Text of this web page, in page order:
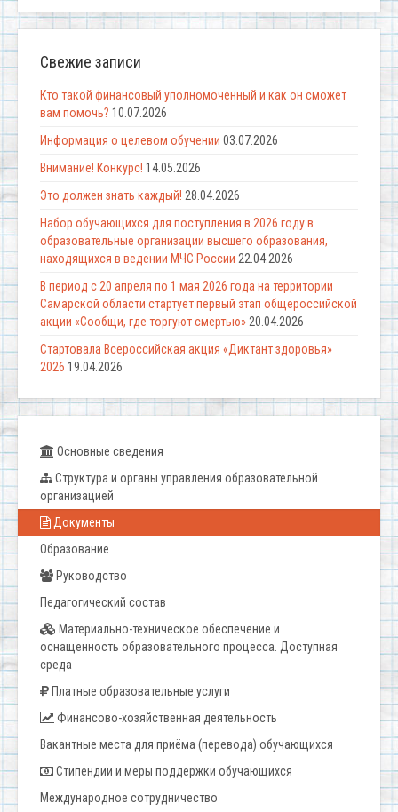
Свежие записи
Кто такой финансовый уполномоченный и как он сможет
вам помочь? 10.07.2026
Информация о целевом обучении 03.07.2026
Внимание! Конкурс! 14.05.2026
Это должен знать каждый! 28.04.2026
Набор обучающихся для поступления в 2026 году в
образовательные организации высшего образования,
находящихся в ведении МЧС России 22.04.2026
В период с 20 апреля по 1 мая 2026 года на территории
Самарской области стартует первый этап общероссийской
акции «Сообщи, где торгуют смертью»20.04.2026
Стартовала Всероссийская акция «Диктант здоровья»
2026 19.04.2026
Основные сведения
Структура и органы управления образовательной
организацией
Документы
Образование
Руководство
Педагогический состав
Материально-техническое обеспечение и
оснащенность образовательного процесса. Доступная
среда
Платные образовательные услуги
Финансово-хозяйственная деятельность
Вакантные места для приёма (перевода) обучающихся
Стипендии и меры поддержки обучающихся
Международное сотрудничество